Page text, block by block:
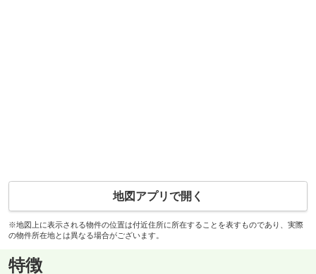
地図アプリで開く
※地図上に表示される物件の位置は付近住所に所在することを表すものであり、実際
の物件所在地とは異なる場合がございます。
特徴